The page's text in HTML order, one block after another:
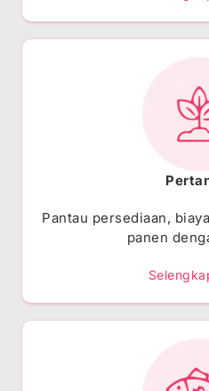
Pantau persediaan,
panen